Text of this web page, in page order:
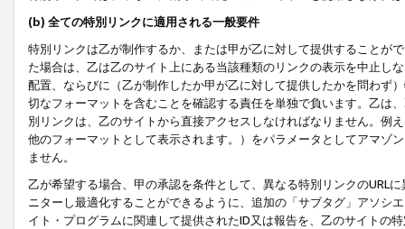
(b) 全ての特別リンクに適用される一般要件
特別リンクは乙が制作するか、または甲が乙に対して提供することが
た場合は、乙は乙のサイト上にある当該種類のリンクの表示を中止し
配置、ならびに（乙が制作したか甲が乙に対して提供したかを問わず
切なフォーマットを含むことを確認する責任を単独で負います。乙は
別リンクは、乙のサイトから直接アクセスしなければなりません。例
他のフォーマットとして表示されます。）をパラメータとしてアマゾ
ません。
乙が希望する場合、甲の承認を条件として、異なる特別リンクのURL
ニターし最適化することができるように、追加の「サブタグ」アソシ
イト・プログラムに関連して提供されたID又は報告を、乙のサイトの